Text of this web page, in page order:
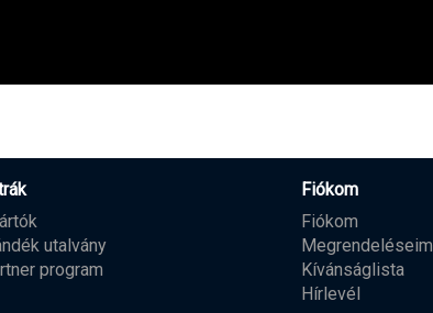
utalvány
program
Fiókom
Fiókom
Megrendeléseim
Kívánságlista
Hírlevél